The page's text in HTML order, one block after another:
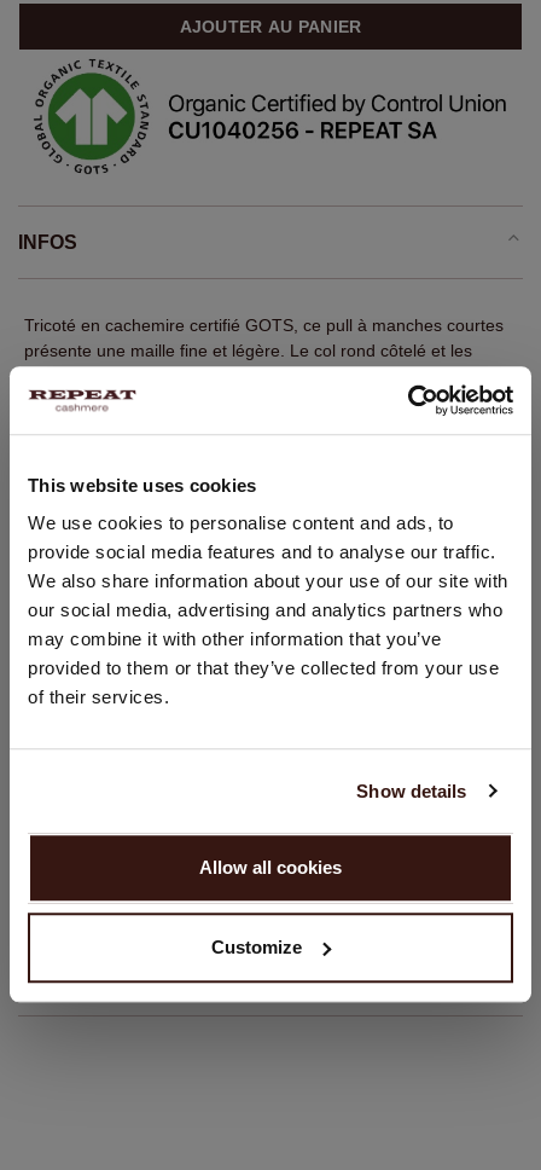
This website uses cookies
We use cookies to personalise content and ads, to
provide social media features and to analyse our traffic.
We also share information about your use of our site with
our social media, advertising and analytics partners who
may combine it with other information that you’ve
provided to them or that they’ve collected from your use
of their services.
Show details
Allow all cookies
Customize
AJOUTER AU PANIER
INFOS
Tricoté en cachemire certifié GOTS, ce pull à manches courtes
présente une maille fine et légère. Le col rond côtelé et les
légèrement ajustée se porte facilement sous un cardigan ou une
Maille fine
Col rond côtelé
Manches courtes à finitions côtelées
Ourlet côtelé
Coupe droite
Coupe légèrement ajustée
100% Cachemire organique (certifié GOTS)
TAILLE & COUPE
ENTRETIEN
LIVRAISON ET RETOURS
CHANGER DE PAYS
Vous visitez Repeat cashmere depuis Pays - Bas (€).
Souhaitez-vous mettre à jour votre localisation ?
États-Unis ($)
CONTINUER